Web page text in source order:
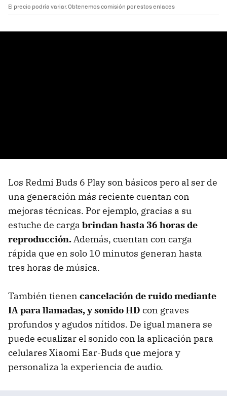
El precio podría variar. Obtenemos comisión por estos enlaces
Los Redmi Buds 6 Play son básicos pero al ser de
una generación más reciente cuentan con
mejoras técnicas. Por ejemplo, gracias a su
estuche de carga brindan hasta 36 horas de
reproducción.Además, cuentan con carga
rápida que en solo 10 minutos generan hasta
tres horas de música.
También tienen cancelación de ruido mediante
IA para llamadas, y sonido HD con graves
profundos y agudos nítidos. De igual manera se
puede ecualizar el sonido con la aplicación para
celulares Xiaomi Ear-Buds que mejora y
personaliza la experiencia de audio.